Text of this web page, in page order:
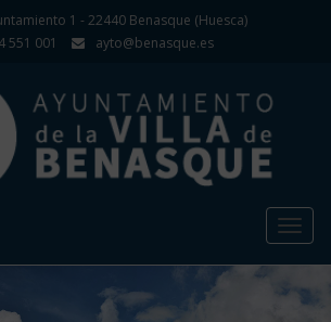
1 - 22440 Benasque (Huesca)
551 001
ayto@benasque.es